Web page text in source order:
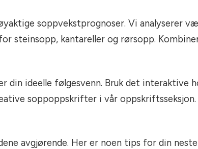
soppvekstprognoser. Vi analyserer
steinsopp, kantareller og rørsopp.
din ideelle følgesvenn. Bruk det
soppoppskrifter i vår oppskriftsseksjon.
avgjørende. Her er noen tips for din